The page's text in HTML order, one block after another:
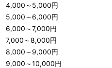
4,000 ～ 5,000円
5,000 ～ 6,000円
6,000 ～7,000円
7,000 ～8,000円
8,000 ～ 9,000円
9,000 ～10,000円